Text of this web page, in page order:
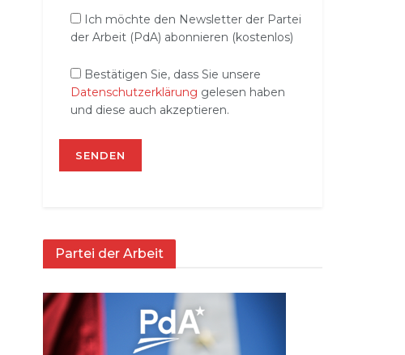
Ich möchte den Newsletter der Partei
der Arbeit (PdA) abonnieren (kostenlos)
Bestätigen Sie, dass Sie unsere
Datenschutzerklärung gelesen haben
und diese auch akzeptieren.
Partei der Arbeit